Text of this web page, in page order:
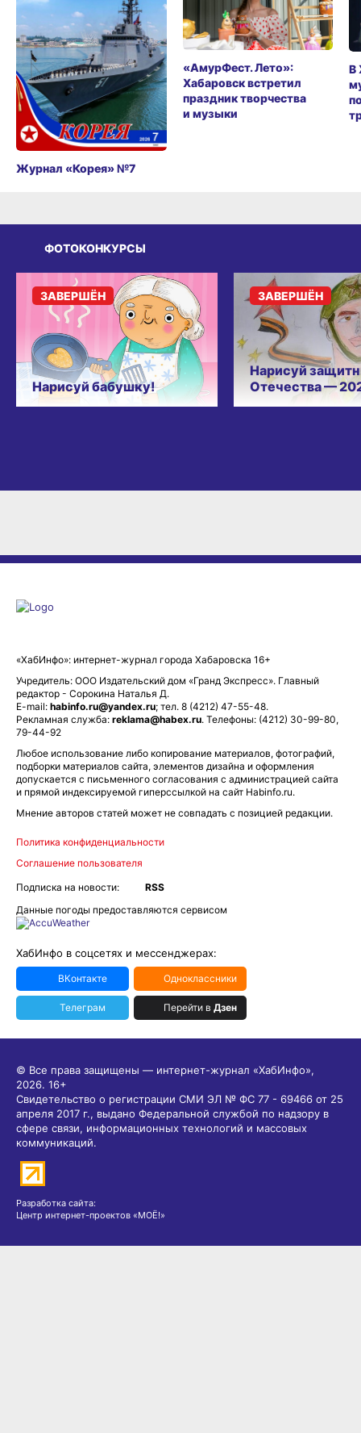
Журнал «Корея» №7
«АмурФест. Лето»:
Хабаровск встретил
праздник творчества
и музыки
В
ФОТОКОНКУРСЫ
Нарисуй бабушку!
ЗАВЕРШЁН
Нарисуй
Отечества —
ЗАВЕРШЁН
«ХабИнфо»: интернет-журнал города Хабаровска 16+
Учредитель: ООО Издательский дом «Гранд Экспресс». Главный
редактор - Сорокина Наталья Д.
E-mail: habinfo.ru@yandex.ru; тел. 8 (4212) 47-55-48.
Рекламная служба: reklama@habex.ru. Телефоны: (4212) 30-99-80,
79-44-92
Любое использование либо копирование материалов, фотографий,
подборки материалов сайта, элементов дизайна и оформления
допускается с письменного согласования с администрацией сайта
и прямой индексируемой гиперссылкой на сайт Habinfo.ru.
Мнение авторов статей может не совпадать с позицией редакции.
Политика конфиденциальности
Соглашение пользователя
Подписка на новости:
RSS
Данные погоды предоставляются сервисом
ХабИнфо в соцсетях и мессенджерах:
ВКонтакте Одноклассники
Телеграм Перейти в Дзен
© Все права защищены — интернет-журнал «ХабИнфо»,
2026. 16+
Свидетельство о регистрации СМИ ЭЛ № ФС 77 - 69466 от 25
апреля 2017 г., выдано Федеральной службой по надзору в
сфере связи, информационных технологий и массовых
коммуникаций.
Разработка сайта:
Центр интернет-проектов «МОЁ!»